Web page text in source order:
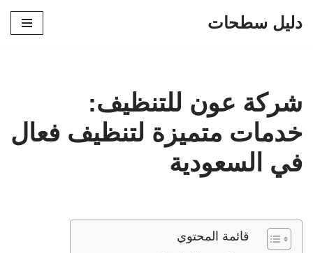
دليل سطحات
شركة عون للتنظيف:
خدمات متميزة لتنظيف فعال
في السعودية
قائمة المحتوي